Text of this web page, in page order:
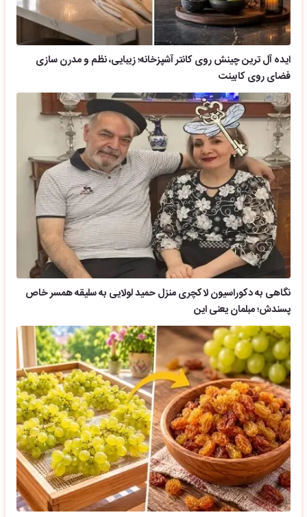
ایده آل ترین چینش روی کانتر آشپزخانه؛ زیبایی، نظم و مدرن سازی
فضای روی کابینت
نگاهی به دکوراسیون لاکچری منزل حمید لولایی به سلیقه همسر خاص
پسندش؛ مبلمان یعنی این